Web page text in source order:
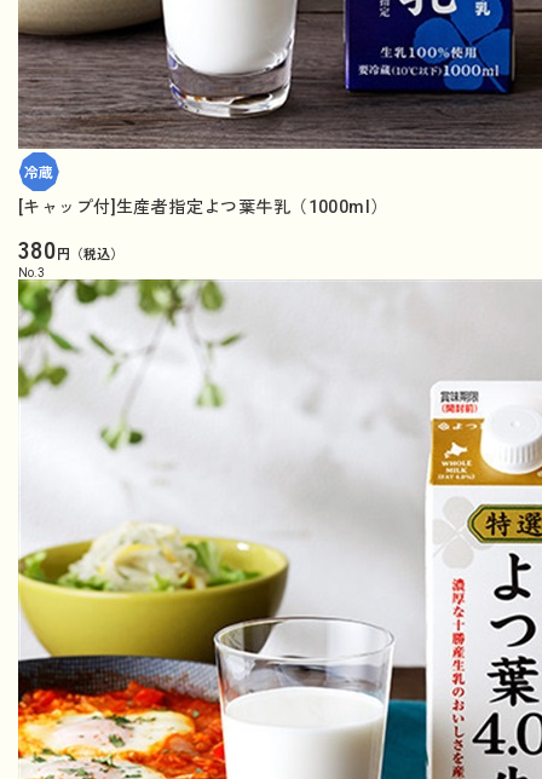
[キャップ付]生産者指定よつ葉牛乳（1000ml）
380円（税込）
No. 3